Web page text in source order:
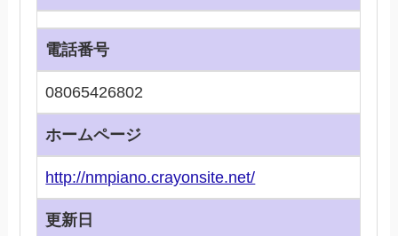
電話番号
08065426802
ホームページ
http://nmpiano.crayonsite.net/
更新日